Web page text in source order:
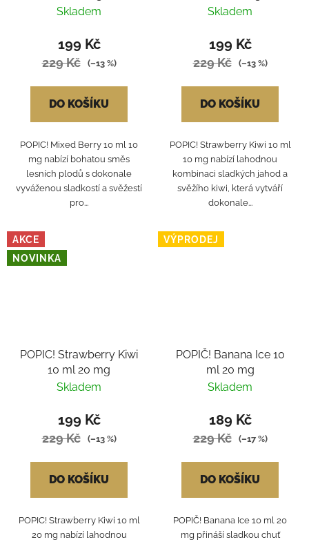
Skladem
199 Kč
229 Kč (–13 %)
DO KOŠÍKU
POPIC! Mixed Berry 10 ml 10
mg nabízí bohatou směs
lesních plodů s dokonale
vyváženou sladkostí a svěžestí
pro...
Skladem
199 Kč
229 Kč (–13 %)
DO KOŠÍKU
POPIC! Strawberry Kiwi 10 ml
10 mg nabízí lahodnou
kombinaci sladkých jahod a
svěžího kiwi, která vytváří
dokonale...
AKCE
NOVINKA
POPIC! Strawberry Kiwi
10 ml 20 mg
Skladem
199 Kč
229 Kč (–13 %)
DO KOŠÍKU
POPIC! Strawberry Kiwi 10 ml
20 mg nabízí lahodnou
VÝPRODEJ
POPIČ! Banana Ice 10
ml 20 mg
Skladem
189 Kč
229 Kč (–17 %)
DO KOŠÍKU
POPIČ! Banana Ice 10 ml 20
mg přináší sladkou chuť